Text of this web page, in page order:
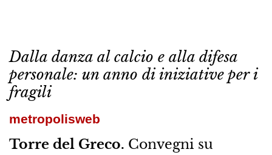
Dalla danza al calcio e alla difesa
personale: un anno di iniziative per i
fragili
metropolisweb
Torre del Greco. Convegni su